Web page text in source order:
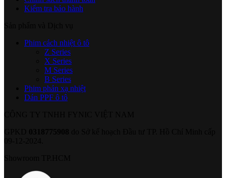
Kiểm tra bảo hành
Phim cách nhiệt ô tô
Z Series
X Series
M Series
B Series
Phim phản xạ nhiệt
Dán PPF ô tô